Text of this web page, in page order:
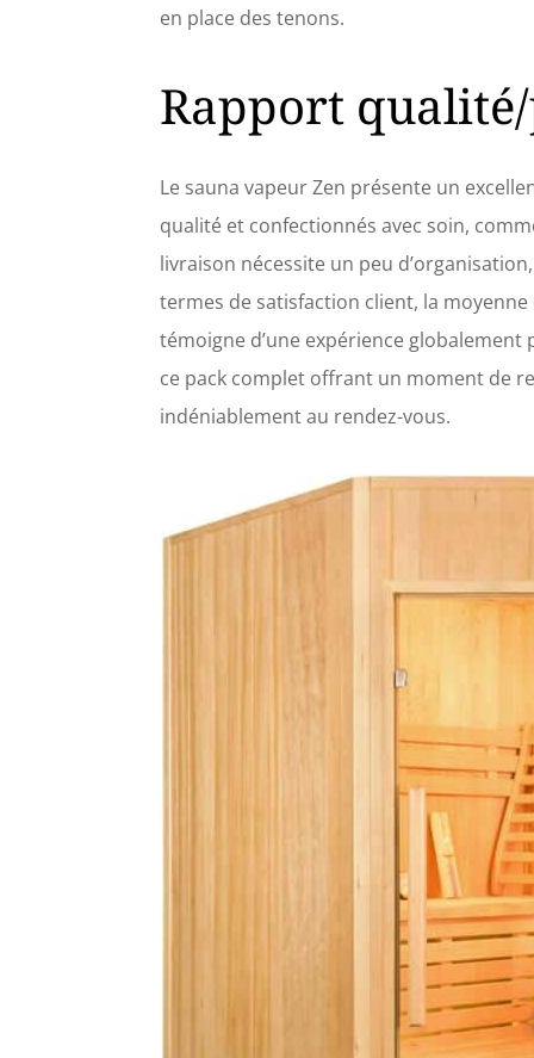
en place des tenons.
Rapport
Le sauna vapeur Zen présente un
qualité et confectionnés avec soin,
livraison nécessite un peu
termes de satisfaction client, la
témoigne d’une expérience globalement
ce pack complet offrant un moment de
indéniablement au rendez-vous.